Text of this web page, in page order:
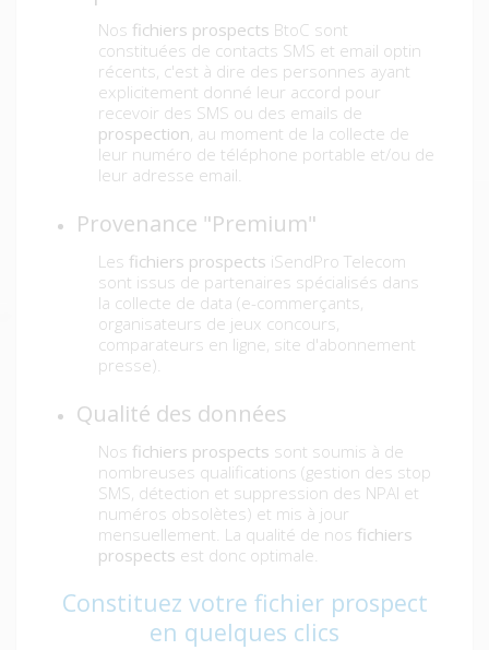
Nos fichiers prospects BtoC sont
constituées de contacts SMS et email optin
récents, c'est à dire des personnes ayant
explicitement donné leur accord pour
recevoir des SMS ou des emails de
prospection, au moment de la collecte de
leur numéro de téléphone portable et/ou de
leur adresse email.
Provenance "Premium"
Les fichiers prospects iSendPro Telecom
sont issus de partenaires spécialisés dans
la collecte de data (e-commerçants,
organisateurs de jeux concours,
comparateurs en ligne, site d'abonnement
presse).
Qualité des données
Nos fichiers prospects sont soumis à de
nombreuses qualifications (gestion des stop
SMS, détection et suppression des NPAI et
numéros obsolètes) et mis à jour
mensuellement. La qualité de nos fichiers
prospects est donc optimale.
Constituez votre fichier prospect
en quelques clics